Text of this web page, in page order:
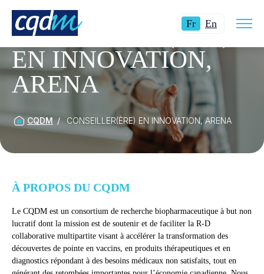
FrLangue
:
Français.
En Switch
to
English.
la
site
CONSEILLER(ÈRE)
EN INNOVATION,
ARENA
CQDM CONSEILLER(ÈRE) EN INNOVATION, ARENA
À PROPOS DU CQDM
Le CQDM est un consortium de recherche biopharmaceutique à but non
lucratif dont la mission est de soutenir et de faciliter la R-D
collaborative multipartite visant à accélérer la transformation des
découvertes de pointe en vaccins, en produits thérapeutiques et en
diagnostics répondant à des besoins médicaux non satisfaits, tout en